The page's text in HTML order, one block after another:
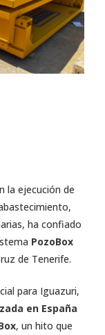
la ejecución de
ha confiado
PozoBox
de Tenerife.
para Iguazuri,
en España
, un hito que